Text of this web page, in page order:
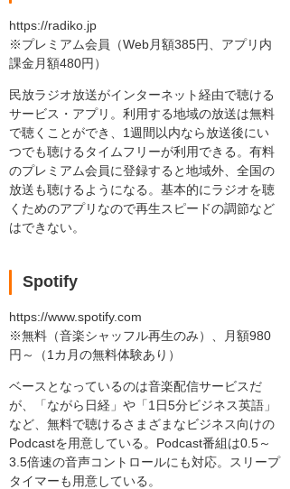
https://radiko.jp
※プレミアム会員（Web月額385円、アプリ内
課金月額480円）
民放ラジオ放送がインターネット経由で聴ける
サービス・アプリ。利用する地域の放送は無料
で聴くことができ、1週間以内なら放送後にい
つでも聴けるタイムフリーが利用できる。有料
のプレミアム会員に登録すると地域外、全国の
放送も聴けるようになる。基本的にラジオを聴
くためのアプリなので再生スピードの調節など
はできない。
Spotify
https://www.spotify.com
※無料（音楽シャッフル再生のみ）、月額980
円～（1カ月の無料体験あり）
ベースとなっているのは音楽配信サービスだ
が、「ながら日経」や「1日5分ビジネス英語」
など、無料で聴けるさまざまなビジネス向けの
Podcastを用意している。Podcast番組は0.5～
3.5倍速の音声コントロールにも対応。スリープ
タイマーも用意している。